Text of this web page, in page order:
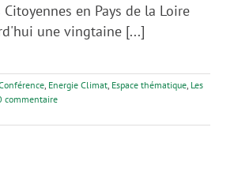
en Pays de la Loire
une vingtaine [...]
Energie Climat Espace thématique Les
commentaire